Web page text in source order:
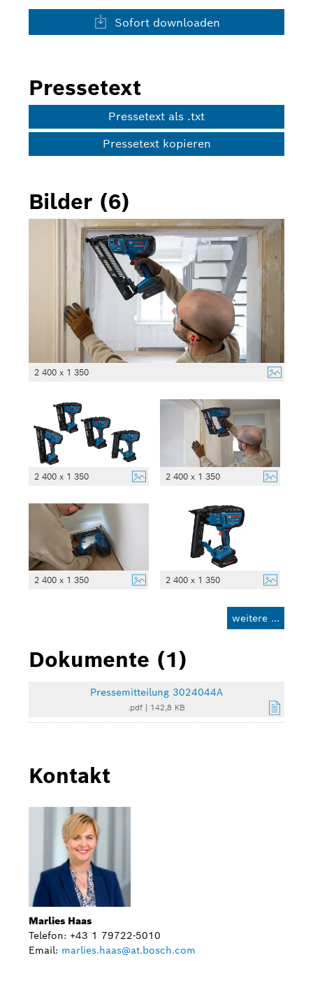
Sofort downloaden
Pressetext
Pressetext als .txt
Pressetext kopieren
Bilder (6)
2 400 x 1 350
2 400 x 1 350 2 400 x 1 350
2 400 x 1 350 2 400 x 1 350
weitere ...
Dokumente (1)
Pressemitteilung 3024044A
.pdf 142,8 KB
Kontakt
Marlies Haas
Telefon: +43 1 79722-5010
Email: marlies.haas@at.bosch.com